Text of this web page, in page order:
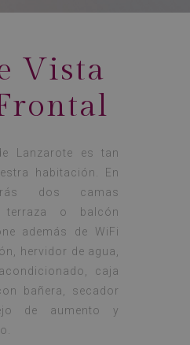
Vista
Lanzarote es tan
habitación. En
dos camas
terraza o balcón
además de WiFi
hervidor de agua,
caja
bañera, secador
de aumento y